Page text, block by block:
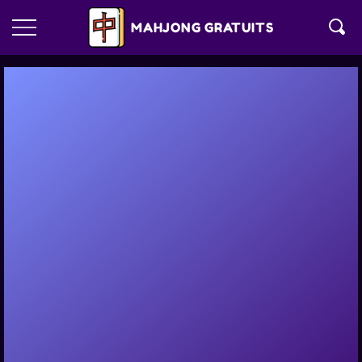
MAHJONG GRATUITS